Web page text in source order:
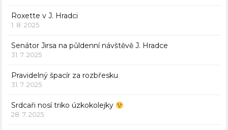
Roxette v J. Hradci
1. 8. 2025
Senátor Jirsa na půldenní návštěvě J. Hradce
31. 7. 2025
Pravidelný špacír za rozbřesku
31. 7. 2025
Srdcaři nosí triko úzkokolejky
28. 7. 2025